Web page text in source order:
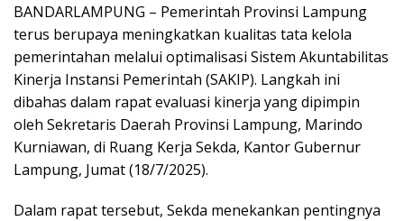
BANDARLAMPUNG – Pemerintah Provinsi Lampung
terus berupaya meningkatkan kualitas tata kelola
pemerintahan melalui optimalisasi Sistem Akuntabilitas
Kinerja Instansi Pemerintah (SAKIP). Langkah ini
dibahas dalam rapat evaluasi kinerja yang dipimpin
oleh Sekretaris Daerah Provinsi Lampung, Marindo
Kurniawan, di Ruang Kerja Sekda, Kantor Gubernur
Lampung, Jumat (18/7/2025).
Dalam rapat tersebut, Sekda menekankan pentingnya